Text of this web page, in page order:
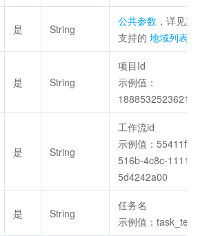
是 String
公共参数 ，详见
支持的 地域列表
是 String
项目Id
示例值：
1888532523621
是 String
工作流id
示例值：
516b-4c8c-1111-
5d4242a00
是 String
任务名
示例值：task_test